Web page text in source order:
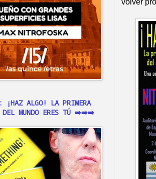
ALGO! LA PRIMERA
DEL MUNDO ERES TÚ ➡️➡️➡️